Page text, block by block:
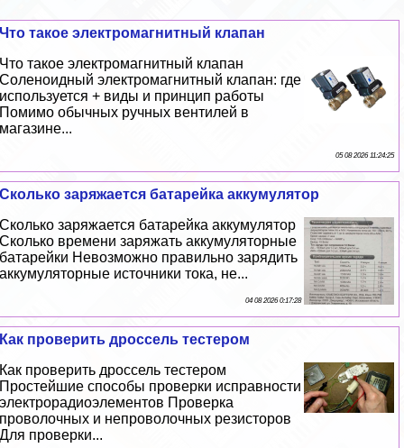
Что такое электромагнитный клапан
Что такое электромагнитный клапан
Соленоидный электромагнитный клапан: где
используется + виды и принцип работы
Помимо обычных ручных вентилей в
магазине...
05 08 2026 11:24:25
Сколько заряжается батарейка аккумулятор
Сколько заряжается батарейка аккумулятор
Сколько времени заряжать аккумуляторные
батарейки Невозможно правильно зарядить
аккумуляторные источники тока, не...
04 08 2026 0:17:28
Как проверить дроссель тестером
Как проверить дроссель тестером
Простейшие способы проверки исправности
электрорадиоэлементов Проверка
проволочных и непроволочных резисторов
Для проверки...